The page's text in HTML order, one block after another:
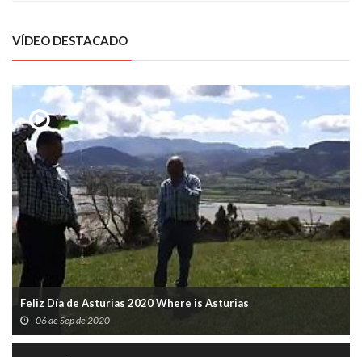
VÍDEO DESTACADO
Feliz Día de Asturias 2020 Where is Asturias
06 de Sep de 2020